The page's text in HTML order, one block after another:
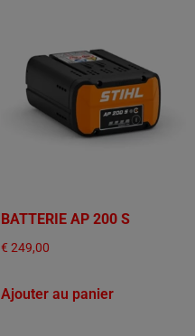
BATTERIE AP 200 S
€ 249,00
Ajouter au panier